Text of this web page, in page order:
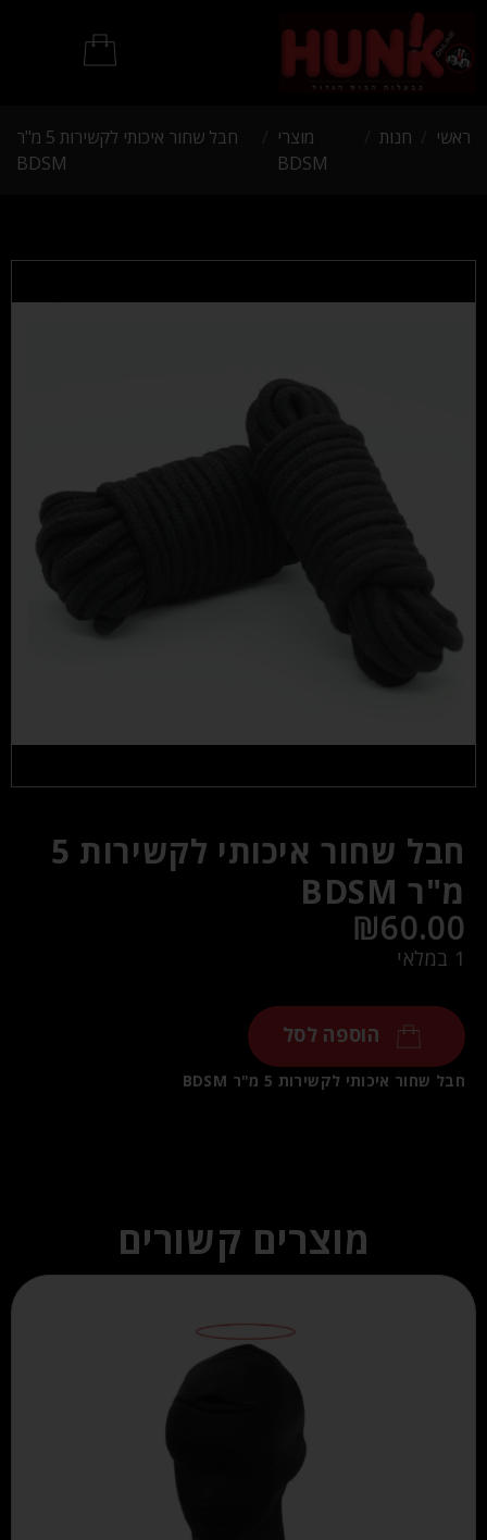
ראשי חנות
מוצרי
BDSM
חבל שחור איכותי לקשירות 5 מ"ר
BDSM
חבל שחור איכותי לקשירות 5
מ"ר BDSM
₪60.00
1 במלאי
הוספה לסל
חבל שחור איכותי לקשירות 5 מ"ר BDSM
מוצרים קשורים